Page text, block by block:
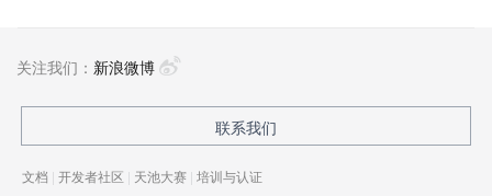
策略和目标并落地执行，推动终端技术发展，帮助工程
巴终端域的官方公众号：阿里巴巴终端技术，欢迎关
注。
关注我们： 新浪微博
联系我们
文档 | 开发者社区 | 天池大赛 | 培训与认证